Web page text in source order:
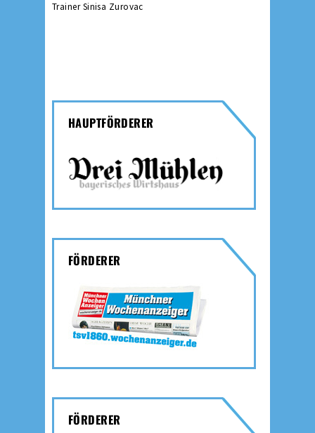
Trainer Sinisa Zurovac
HAUPTFÖRDERER
FÖRDERER
FÖRDERER